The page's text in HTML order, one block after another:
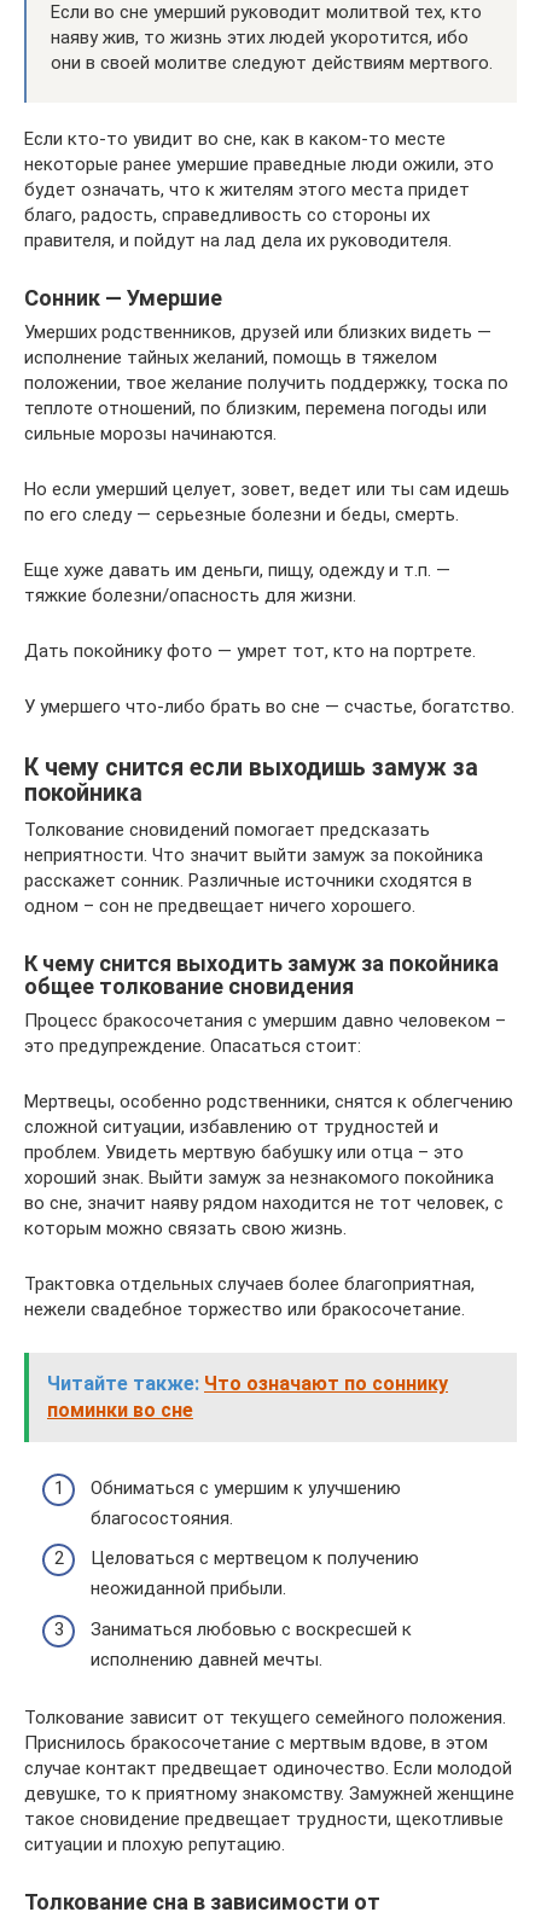
Если во сне умерший руководит молитвой тех, кто
наяву жив, то жизнь этих людей укоротится, ибо
они в своей молитве следуют действиям мертвого.
Если кто-то увидит во сне, как в каком-то месте
некоторые ранее умершие праведные люди ожили, это
будет означать, что к жителям этого места придет
благо, радость, справедливость со стороны их
правителя, и пойдут на лад дела их руководителя.
Сонник — Умершие
Умерших родственников, друзей или близких видеть —
исполнение тайных желаний, помощь в тяжелом
положении, твое желание получить поддержку, тоска по
теплоте отношений, по близким, перемена погоды или
сильные морозы начинаются.
Но если умерший целует, зовет, ведет или ты сам идешь
по его следу — серьезные болезни и беды, смерть.
Еще хуже давать им деньги, пищу, одежду и т.п. —
тяжкие болезни/опасность для жизни.
Дать покойнику фото — умрет тот, кто на портрете.
У умершего что-либо брать во сне — счастье, богатство.
К чему снится если выходишь замуж за
покойника
Толкование сновидений помогает предсказать
неприятности. Что значит выйти замуж за покойника
расскажет сонник. Различные источники сходятся в
одном – сон не предвещает ничего хорошего.
К чему снится выходить замуж за покойника
общее толкование сновидения
Процесс бракосочетания с умершим давно человеком –
это предупреждение. Опасаться стоит:
Мертвецы, особенно родственники, снятся к облегчению
сложной ситуации, избавлению от трудностей и
проблем. Увидеть мертвую бабушку или отца – это
хороший знак. Выйти замуж за незнакомого покойника
во сне, значит наяву рядом находится не тот человек, с
которым можно связать свою жизнь.
Трактовка отдельных случаев более благоприятная,
нежели свадебное торжество или бракосочетание.
Читайте также: Что означают по соннику
поминки во сне
Обниматься с умершим к улучшению
благосостояния.
Целоваться с мертвецом к получению
неожиданной прибыли.
Заниматься любовью с воскресшей к
исполнению давней мечты.
Толкование зависит от текущего семейного положения.
Приснилось бракосочетание с мертвым вдове, в этом
случае контакт предвещает одиночество. Если молодой
девушке, то к приятному знакомству. Замужней женщине
такое сновидение предвещает трудности, щекотливые
ситуации и плохую репутацию.
Толкование сна в зависимости от